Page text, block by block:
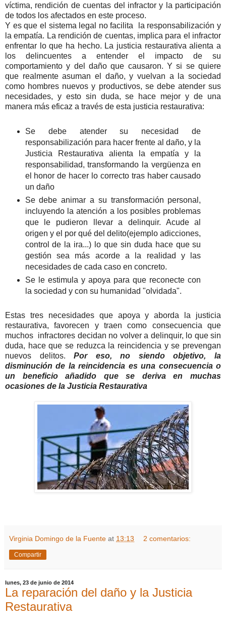
víctima, rendición de cuentas del infractor y la participación
de todos los afectados en este proceso.
Y es que el sistema legal no facilita la responsabilización y
la empatía. La rendición de cuentas, implica para el infractor
enfrentar lo que ha hecho. La justicia restaurativa alienta a
los delincuentes a entender el impacto de su
comportamiento y del daño que causaron. Y si se quiere
que realmente asuman el daño, y vuelvan a la sociedad
como hombres nuevos y productivos, se debe atender sus
necesidades, y esto sin duda, se hace mejor y de una
manera más eficaz a través de esta justicia restaurativa:
Se debe atender su necesidad de
responsabilización para hacer frente al daño, y la
Justicia Restaurativa alienta la empatía y la
responsabilidad, transformando la vergüenza en
el honor de hacer lo correcto tras haber causado
un daño
Se debe animar a su transformación personal,
incluyendo la atención a los posibles problemas
que le pudieron llevar a delinquir. Acude al
origen y el por qué del delito(ejemplo adicciones,
control de la ira...) lo que sin duda hace que su
gestión sea más acorde a la realidad y las
necesidades de cada caso en concreto.
Se le estimula y apoya para que reconecte con
la sociedad y con su humanidad "olvidada".
Estas tres necesidades que apoya y aborda la justicia
restaurativa, favorecen y traen como consecuencia que
muchos infractores decidan no volver a delinquir, lo que sin
duda, hace que se reduzca la reincidencia y se prevengan
nuevos delitos.Por eso, no siendo objetivo, la
disminución de la reincidencia es una consecuencia o
un beneficio añadido que se deriva en muchas
ocasiones de la Justicia Restaurativa
Virginia Domingo de la Fuente at 13:13 2 comentarios:
Compartir
lunes, 23 de junio de 2014
La reparación del daño y la Justicia
Restaurativa